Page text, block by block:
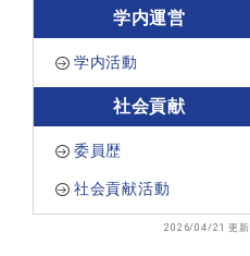
学内運営
学内活動
社会貢献
委員歴
社会貢献活動
2026/04/21 更新